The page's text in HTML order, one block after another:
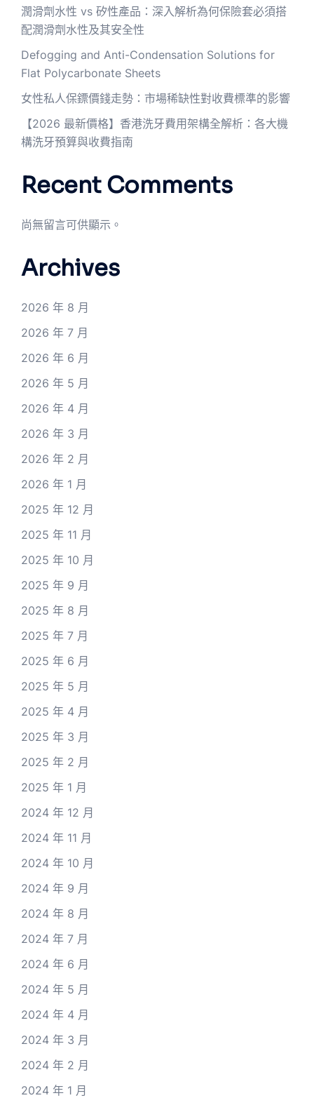
潤滑劑水性 vs 矽性產品：深入解析為何保險套必須搭
配潤滑劑水性及其安全性
Defogging and Anti-Condensation Solutions for
Flat Polycarbonate Sheets
女性私人保鏢價錢走勢：市場稀缺性對收費標準的影響
【2026 最新價格】香港洗牙費用架構全解析：各大機
構洗牙預算與收費指南
Recent Comments
尚無留言可供顯示。
Archives
2026 年 8 月
2026 年 7 月
2026 年 6 月
2026 年 5 月
2026 年 4 月
2026 年 3 月
2026 年 2 月
2026 年 1 月
2025 年 12 月
2025 年 11 月
2025 年 10 月
2025 年 9 月
2025 年 8 月
2025 年 7 月
2025 年 6 月
2025 年 5 月
2025 年 4 月
2025 年 3 月
2025 年 2 月
2025 年 1 月
2024 年 12 月
2024 年 11 月
2024 年 10 月
2024 年 9 月
2024 年 8 月
2024 年 7 月
2024 年 6 月
2024 年 5 月
2024 年 4 月
2024 年 3 月
2024 年 2 月
2024 年 1 月